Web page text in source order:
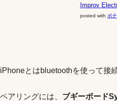
Improv
posted with ポ
iPhoneとはbluetoothを使って接続
ペアリングには、 ブギーボード